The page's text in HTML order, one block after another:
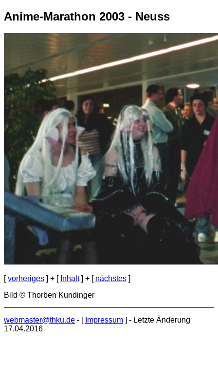
Anime-Marathon 2003 - Neuss
[vorheriges ] + [ Inhalt] + [ nächstes ]
Bild © Thorben Kundinger
webmaster@thku.de - [ Impressum ] - Letzte Änderung
17.04.2016